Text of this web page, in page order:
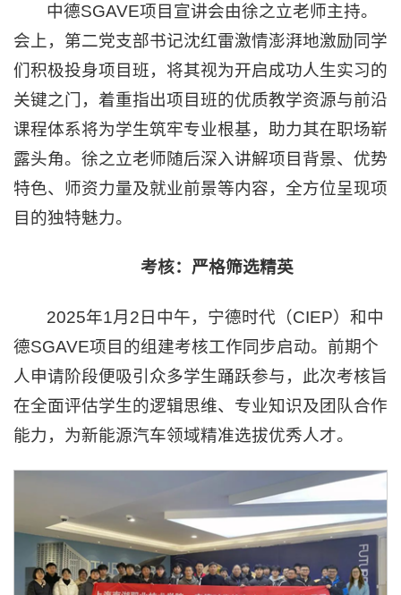
中德SGAVE项目宣讲会由徐之立老师主持。
会上，第二党支部书记沈红雷激情澎湃地激励同学
们积极投身项目班，将其视为开启成功人生实习的
关键之门，着重指出项目班的优质教学资源与前沿
课程体系将为学生筑牢专业根基，助力其在职场崭
露头角。徐之立老师随后深入讲解项目背景、优势
特色、师资力量及就业前景等内容，全方位呈现项
目的独特魅力。
考核：严格筛选精英
2025年1月2日中午，宁德时代（CIEP）和中
德SGAVE项目的组建考核工作同步启动。前期个
人申请阶段便吸引众多学生踊跃参与，此次考核旨
在全面评估学生的逻辑思维、专业知识及团队合作
能力，为新能源汽车领域精准选拔优秀人才。